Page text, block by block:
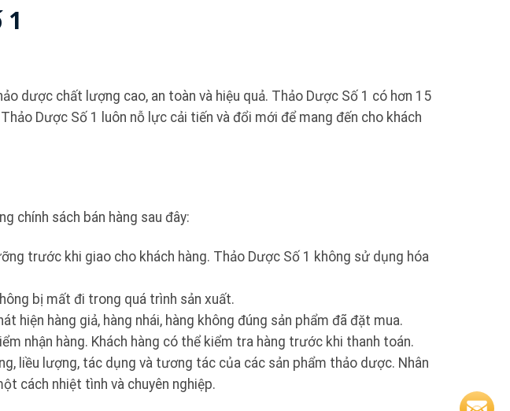
dược chất lượng cao, an toàn và hiệu quả. Thảo Dược Số 1 có hơn 15
Dược Số 1 luôn nỗ lực cải tiến và đổi mới để mang đến cho khách
chính sách bán hàng sau đây:
trước khi giao cho khách hàng. Thảo Dược Số 1 không sử dụng hóa
bị mất đi trong quá trình sản xuất.
hiện hàng giả, hàng nhái, hàng không đúng sản phẩm đã đặt mua.
nhận hàng. Khách hàng có thể kiểm tra hàng trước khi thanh toán.
liều lượng, tác dụng và tương tác của các sản phẩm thảo dược. Nhân
cách nhiệt tình và chuyên nghiệp.